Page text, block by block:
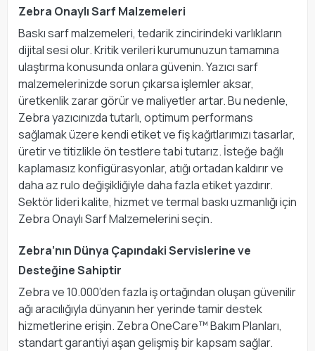
Zebra Onaylı Sarf Malzemeleri
Baskı sarf malzemeleri, tedarik zincirindeki varlıkların
dijital sesi olur. Kritik verileri kurumunuzun tamamına
ulaştırma konusunda onlara güvenin. Yazıcı sarf
malzemelerinizde sorun çıkarsa işlemler aksar,
üretkenlik zarar görür ve maliyetler artar. Bu nedenle,
Zebra yazıcınızda tutarlı, optimum performans
sağlamak üzere kendi etiket ve fiş kağıtlarımızı tasarlar,
üretir ve titizlikle ön testlere tabi tutarız. İsteğe bağlı
kaplamasız konfigürasyonlar, atığı ortadan kaldırır ve
daha az rulo değişikliğiyle daha fazla etiket yazdırır.
Sektör lideri kalite, hizmet ve termal baskı uzmanlığı için
Zebra Onaylı Sarf Malzemelerini seçin.
Zebra’nın Dünya Çapındaki Servislerine ve
Desteğine Sahiptir
Zebra ve 10.000’den fazla iş ortağından oluşan güvenilir
ağı aracılığıyla dünyanın her yerinde tamir destek
hizmetlerine erişin. Zebra OneCare™ Bakım Planları,
standart garantiyi aşan gelişmiş bir kapsam sağlar.